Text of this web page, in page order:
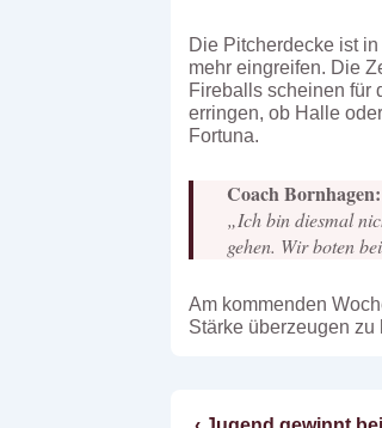
Die Pitcherdecke ist
mehr eingreifen. Die
Fireballs scheinen für
erringen, ob Halle
Fortuna.
Coach Bornhagen:
„Ich bin diesmal
gehen. Wir boten
Am kommenden
Stärke überzeugen zu
Vorheriger